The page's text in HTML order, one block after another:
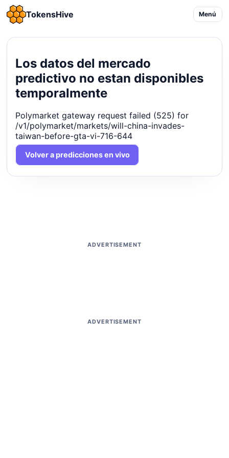
TokensHive Menú
Los datos del mercado
predictivo no estan disponibles
temporalmente
Polymarket gateway request failed (525) for
/v1/polymarket/markets/will-china-invades-
taiwan-before-gta-vi-716-644
Volver a predicciones en vivo
ADVERTISEMENT
ADVERTISEMENT